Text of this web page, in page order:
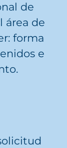
de
área de
forma
e